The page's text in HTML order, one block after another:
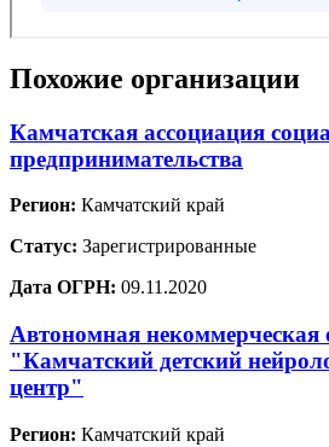
Похожие организации
Камчатская ассоциация
предпринимательства
Регион: Камчатский край
Статус: Зарегистрированные
Дата ОГРН: 09.11.2020
Автономная некоммерческая
"Камчатский детский
центр"
Регион: Камчатский край